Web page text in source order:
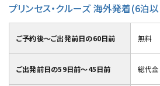
プリンセス・クルーズ 海外発着(6泊
ご予約後～ご出発前日の60日前 無料
ご出発前日の59日前～45日前 総代